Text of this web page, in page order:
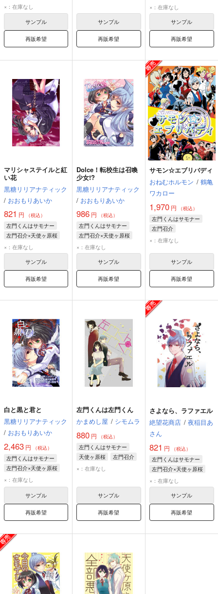
×：在庫なし
サンプル
再販希望
サンプル
再販希望
天使ヶ原桜
×：在庫なし
サンプル
再販希望
マリシャステイルと紅
い花
黒糖リリアナティック
/ おおもりあいか
821 円 （税込）
左門くんはサモナー
左門召介×天使ヶ原桜
天使ヶ原桜
×：在庫なし
サンプル
再販希望
Dolce！転校生は召喚
少女!?
黒糖リリアナティック
/ おおもりあいか
986 円 （税込）
左門くんはサモナー
左門召介×天使ヶ原桜
左門召介
×：在庫なし
サンプル
再販希望
サモン☆エブリバディ
おねむホルモン / 鶴亀
ワカロー
1,970円 （税込）
左門くんはサモナー
左門召介
×：在庫なし
サンプル
再販希望
白と黒と君と
黒糖リリアナティック
/ おおもりあいか
2,463 円 （税込）
左門くんはサモナー
左門召介×天使ヶ原桜
左門召介
×：在庫なし
サンプル
再販希望
左門くんは左門くん
かまめし屋 / シモムラ
880 円 （税込）
左門くんはサモナー
天使ヶ原桜
左門召介
ネビロス
×：在庫なし
サンプル
再販希望
さよなら、ラファエル
絶望花商店 / 夜稲目あ
さん
821 円 （税込）
左門くんはサモナー
左門召介×天使ヶ原桜
左門召介
×：在庫なし
サンプル
再販希望